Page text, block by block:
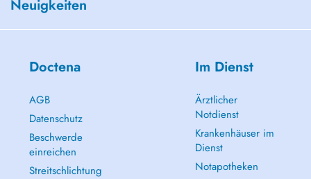
Neuigkeiten
Doctena
AGB
Datenschutz
Beschwerde
einreichen
Streitschlichtung
Im Dienst
Ärztlicher
Notdienst
Krankenhäuser im
Dienst
Notapotheken